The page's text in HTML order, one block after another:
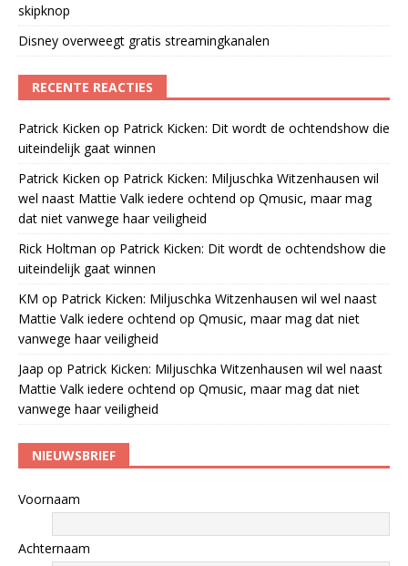
skipknop
Disney overweegt gratis streamingkanalen
RECENTE REACTIES
Patrick Kicken op Patrick Kicken: Dit wordt de ochtendshow die
uiteindelijk gaat winnen
Patrick Kicken op Patrick Kicken: Miljuschka Witzenhausen wil
wel naast Mattie Valk iedere ochtend op Qmusic, maar mag
dat niet vanwege haar veiligheid
Rick Holtman op Patrick Kicken: Dit wordt de ochtendshow die
uiteindelijk gaat winnen
KM op Patrick Kicken: Miljuschka Witzenhausen wil wel naast
Mattie Valk iedere ochtend op Qmusic, maar mag dat niet
vanwege haar veiligheid
Jaap op Patrick Kicken: Miljuschka Witzenhausen wil wel naast
Mattie Valk iedere ochtend op Qmusic, maar mag dat niet
vanwege haar veiligheid
NIEUWSBRIEF
Voornaam
Achternaam